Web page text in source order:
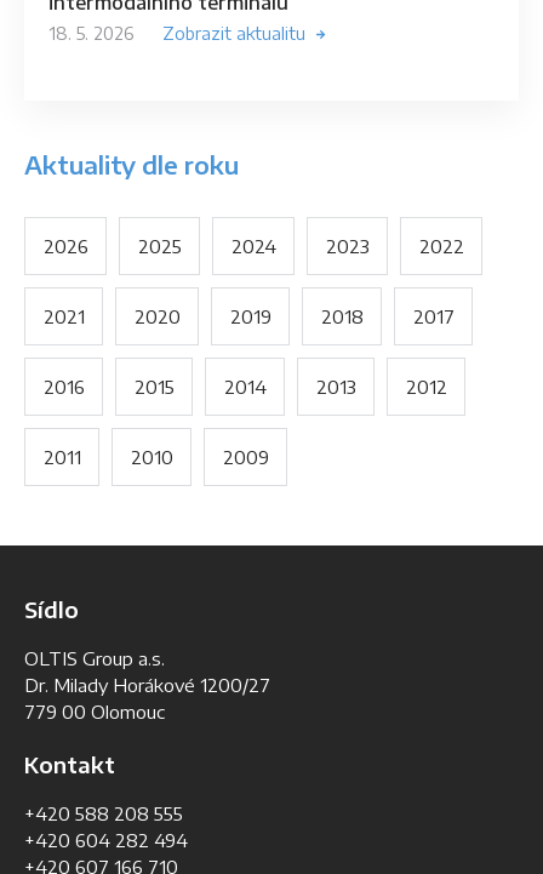
18. 5. 2026 Zobrazit aktualitu
Aktuality dle roku
2026 2025 2024 2023 2022
2021 2020 2019 2018 2017
2016 2015 2014 2013 2012
2011 2010 2009
Sídlo
OLTIS Group a.s.
Dr. Milady Horákové 1200/27
779 00 Olomouc
Kontakt
+420 588 208 555
+420 604 282 494
+420 607 166 710